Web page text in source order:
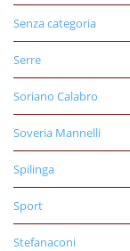
Senza categoria
Serre
Soriano Calabro
Soveria Mannelli
Spilinga
Sport
Stefanaconi